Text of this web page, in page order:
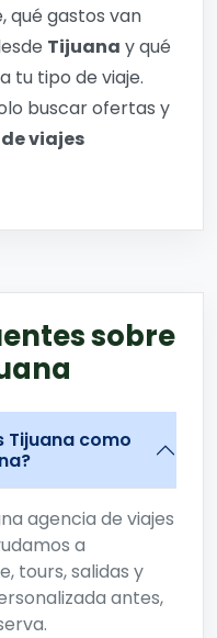
qué gastos van
Tijuana y qué
tu tipo de viaje.
buscar ofertas y
viajes
sobre
Tijuana como
agencia de viajes
a
tours, salidas y
antes,